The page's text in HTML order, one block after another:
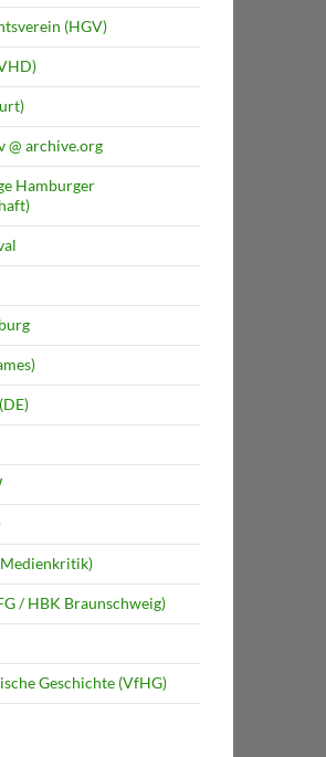
(HGV)
@ archive.org
Hamburger
/ HBK Braunschweig)
Geschichte (VfHG)